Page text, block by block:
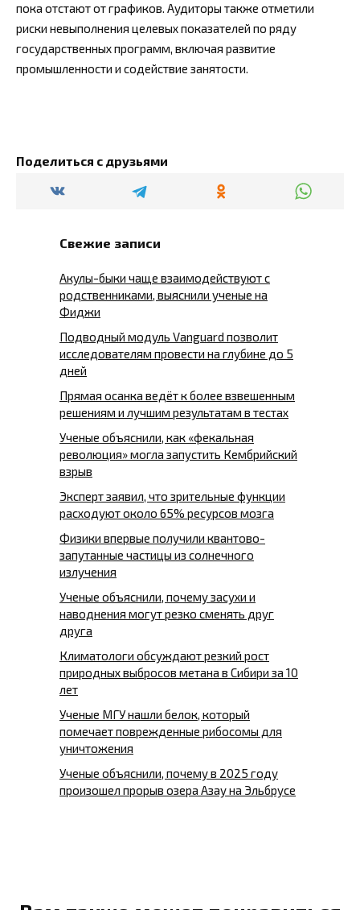
пока отстают от графиков. Аудиторы также отметили
риски невыполнения целевых показателей по ряду
государственных программ, включая развитие
промышленности и содействие занятости.
Поделиться с друзьями
Свежие записи
Акулы-быки чаще взаимодействуют с
родственниками, выяснили ученые на
Фиджи
Подводный модуль Vanguard позволит
исследователям провести на глубине до 5
дней
Прямая осанка ведёт к более взвешенным
решениям и лучшим результатам в тестах
Ученые объяснили, как «фекальная
революция» могла запустить Кембрийский
взрыв
Эксперт заявил, что зрительные функции
расходуют около 65% ресурсов мозга
Физики впервые получили квантово-
запутанные частицы из солнечного
излучения
Ученые объяснили, почему засухи и
наводнения могут резко сменять друг
друга
Климатологи обсуждают резкий рост
природных выбросов метана в Сибири за 10
лет
Ученые МГУ нашли белок, который
помечает поврежденные рибосомы для
уничтожения
Ученые объяснили, почему в 2025 году
произошел прорыв озера Азау на Эльбрусе